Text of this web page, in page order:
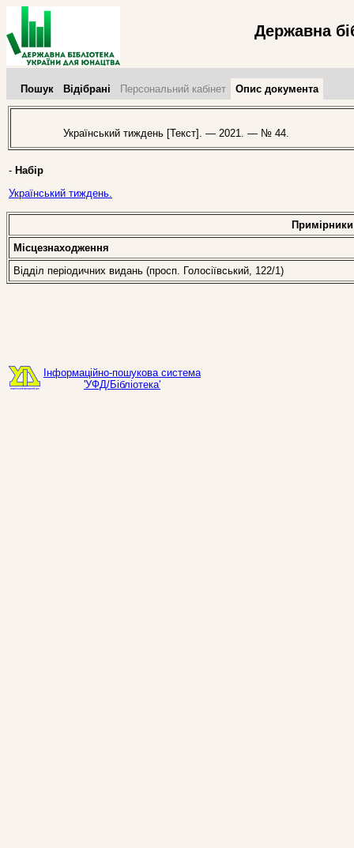
Державна
Пошук Відібрані Персональний кабінет Опис документа
Український тиждень [Текст]. — 2021. — № 44.
- Набір
Український тиждень.
Примірники
Місцезнаходження
Відділ періодичних видань (просп. Голосіївський, 122/1)
Інформаційно-пошукова система
'УФД/Бібліотека'